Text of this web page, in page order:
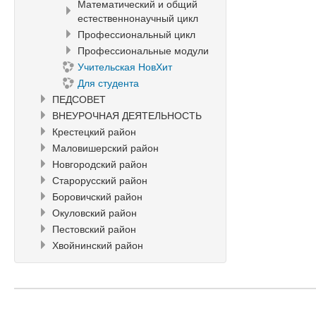
Математический и общий
естественнонаучный цикл
Профессиональный цикл
Профессиональные модули
Учительская НовХит
Для студента
ПЕДСОВЕТ
ВНЕУРОЧНАЯ ДЕЯТЕЛЬНОСТЬ
Крестецкий район
Маловишерский район
Новгородский район
Старорусский район
Боровичский район
Окуловский район
Пестовский район
Хвойнинский район